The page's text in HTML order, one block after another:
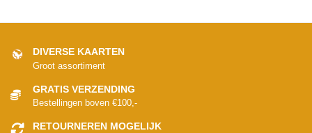
DIVERSE KAARTEN
Groot assortiment
GRATIS VERZENDING
Bestellingen boven €100,-
RETOURNEREN MOGELIJK